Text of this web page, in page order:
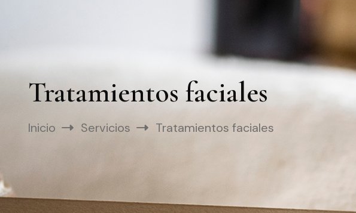
Tratamientos faciales
Inicio Servicios Tratamientos faciales